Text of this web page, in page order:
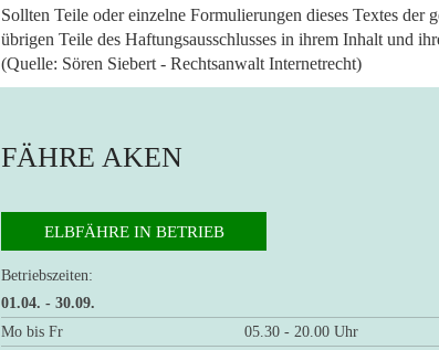
Sollten Teile oder einzelne Formulierungen dieses Textes
übrigen Teile des Haftungsausschlusses in ihrem Inhalt und
(Quelle: Sören Siebert - Rechtsanwalt Internetrecht)
FÄHRE AKEN
ELBFÄHRE IN BETRIEB
Betriebszeiten:
01.04. - 30.09.
Mo bis Fr
05.30 - 20.00 Uhr